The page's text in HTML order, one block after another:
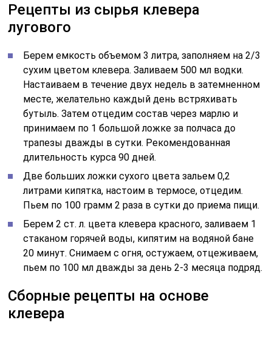
Рецепты из сырья клевера
лугового
Берем емкость объемом 3 литра, заполняем на 2/3
сухим цветом клевера. Заливаем 500 мл водки.
Настаиваем в течение двух недель в затемненном
месте, желательно каждый день встряхивать
бутыль. Затем отцедим состав через марлю и
принимаем по 1 большой ложке за полчаса до
трапезы дважды в сутки. Рекомендованная
длительность курса 90 дней.
Две больших ложки сухого цвета зальем 0,2
литрами кипятка, настоим в термосе, отцедим.
Пьем по 100 грамм 2 раза в сутки до приема пищи.
Берем 2 ст. л. цвета клевера красного, заливаем 1
стаканом горячей воды, кипятим на водяной бане
20 минут. Снимаем с огня, остужаем, отцеживаем,
пьем по 100 мл дважды за день 2-3 месяца подряд.
Сборные рецепты на основе
клевера